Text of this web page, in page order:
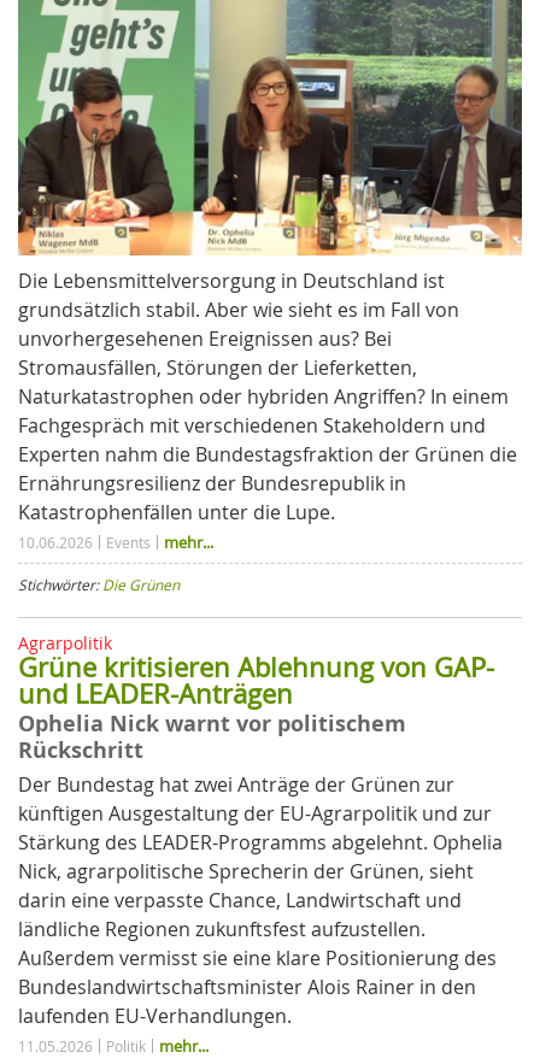
Die Lebensmittelversorgung in Deutschland ist
grundsätzlich stabil. Aber wie sieht es im Fall von
unvorhergesehenen Ereignissen aus? Bei
Stromausfällen, Störungen der Lieferketten,
Naturkatastrophen oder hybriden Angriffen? In einem
Fachgespräch mit verschiedenen Stakeholdern und
Experten nahm die Bundestagsfraktion der Grünen die
Ernährungsresilienz der Bundesrepublik in
Katastrophenfällen unter die Lupe.
10.06.2026 Events mehr...
Stichwörter:Die Grünen
Agrarpolitik
Grüne kritisieren Ablehnung von GAP-
und LEADER-Anträgen
Ophelia Nick warnt vor politischem
Rückschritt
Der Bundestag hat zwei Anträge der Grünen zur
künftigen Ausgestaltung der EU-Agrarpolitik und zur
Stärkung des LEADER-Programms abgelehnt. Ophelia
Nick, agrarpolitische Sprecherin der Grünen, sieht
darin eine verpasste Chance, Landwirtschaft und
ländliche Regionen zukunftsfest aufzustellen.
Außerdem vermisst sie eine klare Positionierung des
Bundeslandwirtschaftsminister Alois Rainer in den
laufenden EU-Verhandlungen.
11.05.2026 Politik mehr...